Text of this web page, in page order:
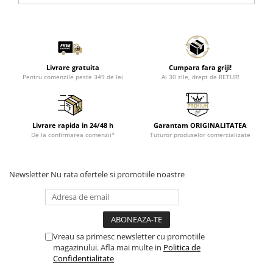
Livrare gratuita
Pentru comenzile peste 349 de lei
Cumpara fara griji!
Ai 30 zile, drept de RETUR!
Livrare rapida in 24/48 h
De la confirmarea comenzii*
Garantam ORIGINALITATEA
Tuturor produselor comercializate
Newsletter Nu rata ofertele si promotiile noastre
Vreau sa primesc newsletter cu promotiile
magazinului. Afla mai multe in Politica de
Confidentialitate